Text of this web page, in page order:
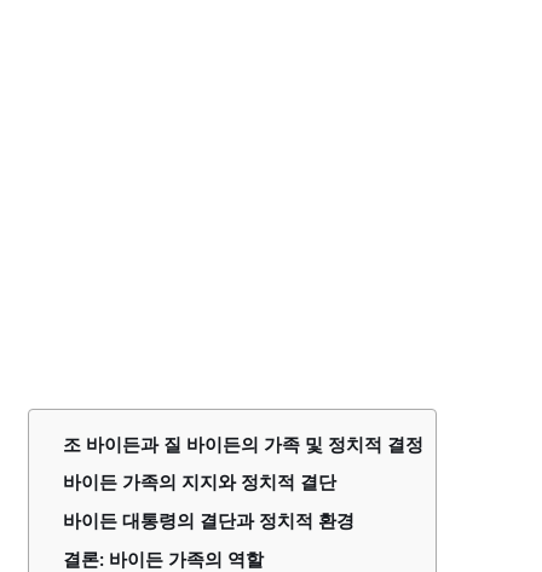
조 바이든과 질 바이든의 가족 및 정치적 결정
바이든 가족의 지지와 정치적 결단
바이든 대통령의 결단과 정치적 환경
결론: 바이든 가족의 역할